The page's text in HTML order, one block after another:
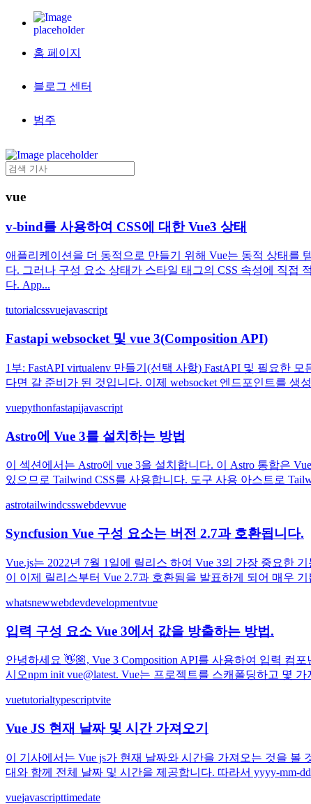
홈 페이지
블로그 센터
범주
vue
v-bind를 사용하여 CSS에 대한 Vue3 상태
애플리케이션을 더 동적으로 만들기 위해 Vue는 동적 상태를
다. 그러나 구성 요소 상태가 스타일 태그의 CSS 속성에 직접
다. App...
tutorialcssvuejavascript
Fastapi websocket 및 vue 3(Composition API)
1부: FastAPI virtualenv 만들기(선택 사항) FastAPI 및 필요한
다면 갈 준비가 된 것입니다. 이제 websocket 엔드포인트를 생
vuepythonfastapijavascript
Astro에 Vue 3를 설치하는 방법
이 섹션에서는 Astro에 vue 3을 설치합니다. 이 Astro 통합은
있으므로 Tailwind CSS를 사용합니다. 도구 사용 아스트로
astrotailwindcsswebdevvue
Syncfusion Vue 구성 요소는 버전 2.7과 호환됩니다.
Vue.js는 2022년 7월 1일에 릴리스 하여 Vue 3의 가장 중요한
이 이제 릴리스부터 Vue 2.7과 호환됨을 발표하게 되어 매우
whatsnewwebdevdevelopmentvue
입력 구성 요소 Vue 3에서 값을 방출하는 방법.
안녕하세요 👋🏼, Vue 3 Composition API를 사용하여 입력 컴
시오npm init vue@latest. Vue는 프로젝트를 스캐폴딩하고 몇
vuetutorialtypescriptvite
Vue JS 현재 날짜 및 시간 가져오기
이 기사에서는 Vue js가 현재 날짜와 시간을 가져오는 것을 볼
대와 함께 전체 날짜 및 시간을 제공합니다. 따라서 yyyy-mm-
vuejavascripttimedate